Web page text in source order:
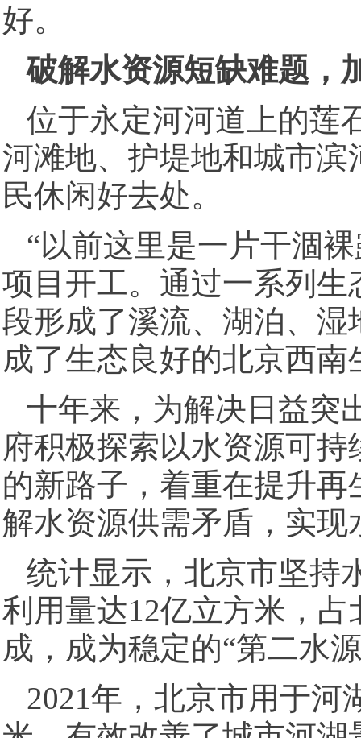
好。
破解水资源短缺难题，
位于永定河河道上的莲
河滩地、护堤地和城市
民休闲好去处。
“以前这里是一片干涸
项目开工。通过一系列
段形成了溪流、湖泊、
成了生态良好的北京西
十年来，为解决日益突
府积极探索以水资源可
的新路子，着重在提升
解水资源供需矛盾，实
统计显示，北京市坚持
利用量达12亿立方米，
成，成为稳定的“第二水
2021年，北京市用于河